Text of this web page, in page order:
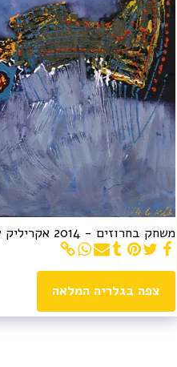
משחק בחרוזים - 2014 אקריליק על בד 80X100 מחיר:10,400 ש"ח
צפה בגלריה המלאה